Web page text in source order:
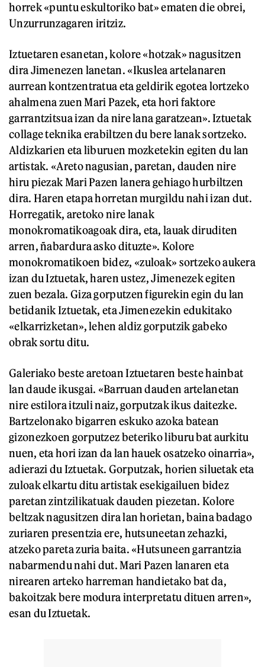
horrek «puntu eskultoriko bat» ematen die obrei,
Unzurrunzagaren iritziz.
Iztuetaren esanetan, kolore «hotzak» nagusitzen
dira Jimenezen lanetan. «Ikuslea artelanaren
aurrean kontzentratua eta geldirik egotea lortzeko
ahalmena zuen Mari Pazek, eta hori faktore
garrantzitsua izan da nire lana garatzean». Iztuetak
collage teknika erabiltzen du bere lanak sortzeko.
Aldizkarien eta liburuen mozketekin egiten du lan
artistak. «Areto nagusian, paretan, dauden nire
hiru piezak Mari Pazen lanera gehiago hurbiltzen
dira. Haren etapa horretan murgildu nahi izan dut.
Horregatik, aretoko nire lanak
monokromatikoagoak dira, eta, lauak diruditen
arren, ñabardura asko dituzte». Kolore
monokromatikoen bidez, «zuloak» sortzeko aukera
izan du Iztuetak, haren ustez, Jimenezek egiten
zuen bezala. Giza gorputzen figurekin egin du lan
betidanik Iztuetak, eta Jimenezekin edukitako
«elkarrizketan», lehen aldiz gorputzik gabeko
obrak sortu ditu.
Galeriako beste aretoan Iztuetaren beste hainbat
lan daude ikusgai. «Barruan dauden artelanetan
nire estilora itzuli naiz, gorputzak ikus daitezke.
Bartzelonako bigarren eskuko azoka batean
gizonezkoen gorputzez beteriko liburu bat aurkitu
nuen, eta hori izan da lan hauek osatzeko oinarria»,
adierazi du Iztuetak. Gorputzak, horien siluetak eta
zuloak elkartu ditu artistak esekigailuen bidez
paretan zintzilikatuak dauden piezetan. Kolore
beltzak nagusitzen dira lan horietan, baina badago
zuriaren presentzia ere, hutsuneetan zehazki,
atzeko pareta zuria baita. «Hutsuneen garrantzia
nabarmendu nahi dut. Mari Pazen lanaren eta
nirearen arteko harreman handietako bat da,
bakoitzak bere modura interpretatu dituen arren»,
esan du Iztuetak.